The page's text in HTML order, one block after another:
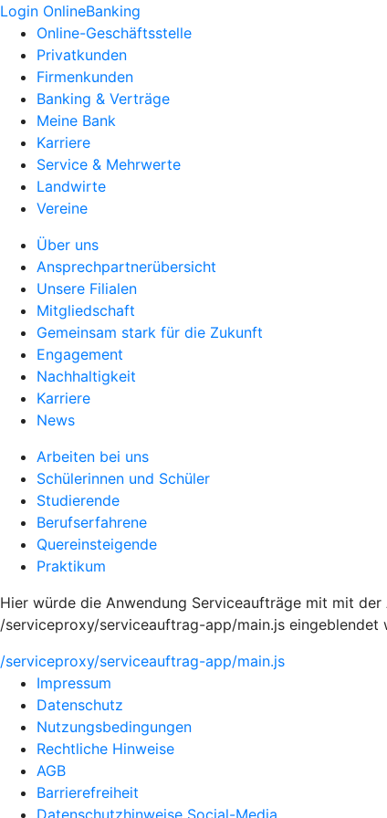
Login OnlineBanking
Online-Geschäftsstelle
Privatkunden
Firmenkunden
Banking & Verträge
Meine Bank
Karriere
Service & Mehrwerte
Landwirte
Vereine
Über uns
Ansprechpartnerübersicht
Unsere Filialen
Mitgliedschaft
Gemeinsam stark für die Zukunft
Engagement
Nachhaltigkeit
Karriere
News
Arbeiten bei uns
Schülerinnen und Schüler
Studierende
Berufserfahrene
Quereinsteigende
Praktikum
Hier würde die Anwendung Serviceaufträge mit mit
/serviceproxy/serviceauftrag-app/main.js eingeblendet
/serviceproxy/serviceauftrag-app/main.js
Impressum
Datenschutz
Nutzungsbedingungen
Rechtliche Hinweise
AGB
Barrierefreiheit
Datenschutzhinweise Social-Media